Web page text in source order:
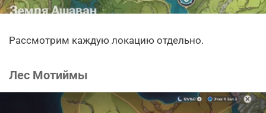
Рассмотрим каждую локацию отдельно.
Лес Мотиймы